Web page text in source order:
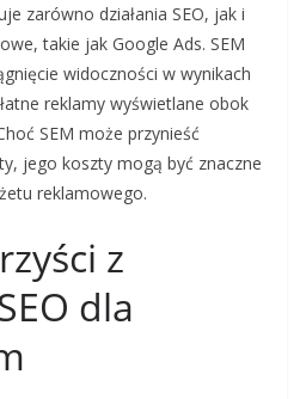
zarówno działania SEO, jak i
takie jak Google Ads. SEM
widoczności w wynikach
reklamy wyświetlane obok
SEM może przynieść
jego koszty mogą być znaczne
reklamowego.
z
dla